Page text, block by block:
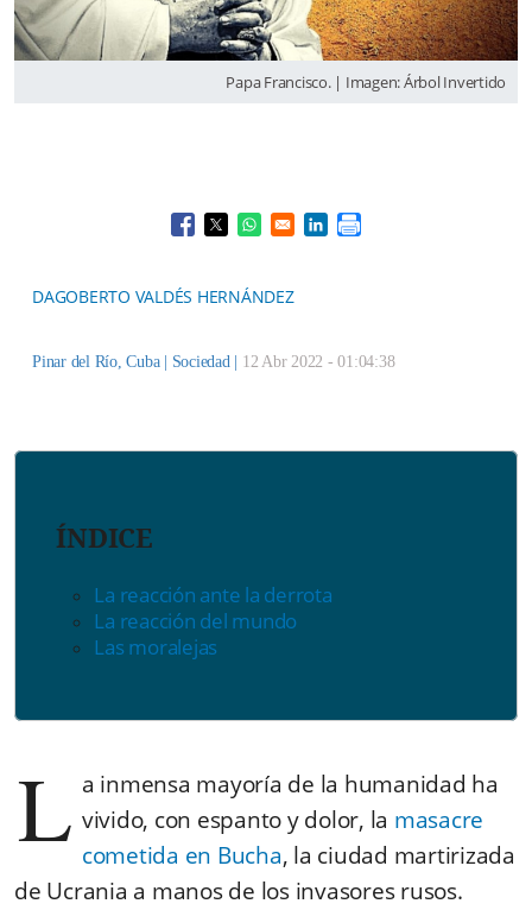
Papa Francisco. | Imagen: Árbol Invertido
Opens in a new window
Opens in a new window
Opens in a new window
Opens in a new window
DAGOBERTO VALDÉS HERNÁNDEZ
Sociedad 12 Abr 2022 - 01:04:38
ÍNDICE
La reacción ante la derrota
La reacción del mundo
Las moralejas
L a inmensa mayoría de la humanidad ha
vivido, con espanto y dolor, la masacre
cometida en Bucha, la ciudad martirizada
de Ucrania a manos de los invasores rusos.